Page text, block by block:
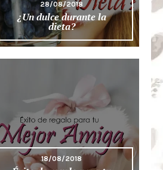
28/08/2018
¿Un dulce durante la
dieta?
18/08/2018